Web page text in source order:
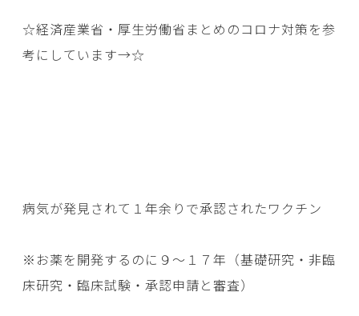
☆経済産業省・厚生労働省まとめのコロナ対策を参
考にしています→☆
病気が発見されて１年余りで承認されたワクチン
※お薬を開発するのに９～１７年（基礎研究・非臨
床研究・臨床試験・承認申請と審査）